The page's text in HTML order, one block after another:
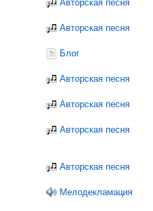
Авторская песня
Авторская песня
Блог
Авторская песня
Авторская песня
Авторская песня
Авторская песня
Мелодекламация